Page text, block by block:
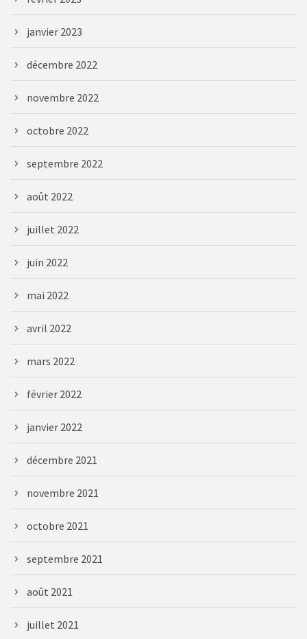
janvier 2023
décembre 2022
novembre 2022
octobre 2022
septembre 2022
août 2022
juillet 2022
juin 2022
mai 2022
avril 2022
mars 2022
février 2022
janvier 2022
décembre 2021
novembre 2021
octobre 2021
septembre 2021
août 2021
juillet 2021